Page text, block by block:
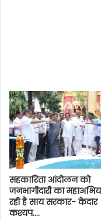
सहकारिता आंदोलन को
जनभागीदारी का
रही है साय सरकार- केदार
कश्यप….